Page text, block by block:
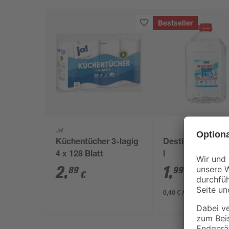
Ja!
Küchentücher 3-lagig
4 x 128 Blatt
2,89 €
Bestseller
Destilliertes
l
1,99
0,40 € / Liter